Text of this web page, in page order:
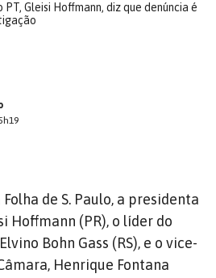
Gleisi Hoffmann, diz que denúncia é
de S. Paulo, a presidenta
Hoffmann (PR), o líder do
Bohn Gass (RS), e o vice-
Henrique Fontana